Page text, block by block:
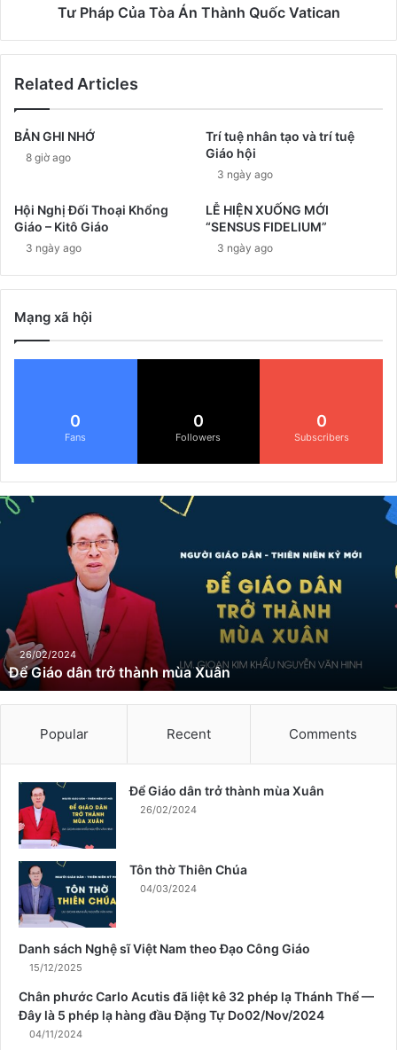
Tư Pháp Của Tòa Án Thành Quốc Vatican
Related Articles
BẢN GHI NHỚ
8 giờ ago
Trí tuệ nhân tạo và trí tuệ
Giáo hội
3 ngày ago
Hội Nghị Đối Thoại Khổng
Giáo – Kitô Giáo
3 ngày ago
LỄ HIỆN XUỐNG MỚI
“SENSUS FIDELIUM”
3 ngày ago
Mạng xã hội
0
Fans
0
Followers
0
Subscribers
Đ
ể
â
n
t
r
ở
à
26/02/2024
Để Giáo dân trở thành mùa Xuân
Popular Recent Comments
Để Giáo dân trở thành mùa Xuân
26/02/2024
Tôn thờ Thiên Chúa
04/03/2024
Danh sách Nghệ sĩ Việt Nam theo Đạo Công Giáo
15/12/2025
Chân phước Carlo Acutis đã liệt kê 32 phép lạ Thánh Thể —
Đây là 5 phép lạ hàng đầu Đặng Tự Do02/Nov/2024
04/11/2024